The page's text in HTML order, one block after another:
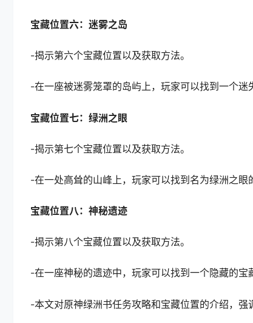
宝藏位置六：迷雾之岛
-揭示第六个宝藏位置以及获取方法。
-在一座被迷雾笼罩的岛屿上，玩家可以找到一个迷
宝藏位置七：绿洲之眼
-揭示第七个宝藏位置以及获取方法。
-在一处高耸的山峰上，玩家可以找到名为绿洲之眼
宝藏位置八：神秘遗迹
-揭示第八个宝藏位置以及获取方法。
-在一座神秘的遗迹中，玩家可以找到一个隐藏的宝
-本文对原神绿洲书任务攻略和宝藏位置的介绍，强